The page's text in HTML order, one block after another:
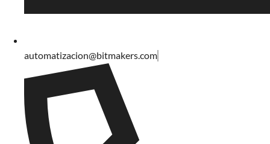
automatizacion@bitmakers.com